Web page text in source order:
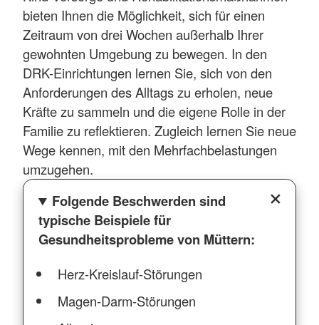
bieten Ihnen die Möglichkeit, sich für einen
Zeitraum von drei Wochen außerhalb Ihrer
gewohnten Umgebung zu bewegen. In den
DRK-Einrichtungen lernen Sie, sich von den
Anforderungen des Alltags zu erholen, neue
Kräfte zu sammeln und die eigene Rolle in der
Familie zu reflektieren. Zugleich lernen Sie neue
Wege kennen, mit den Mehrfachbelastungen
umzugehen.
Folgende Beschwerden sind
typische Beispiele für
Gesundheitsprobleme von Müttern:
Herz-Kreislauf-Störungen
Magen-Darm-Störungen